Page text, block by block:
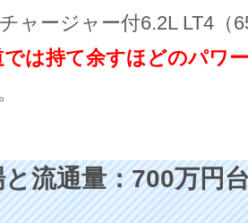
ャージャー付6.2L LT4（
では持て余すほどのパワー
流通量：700万円